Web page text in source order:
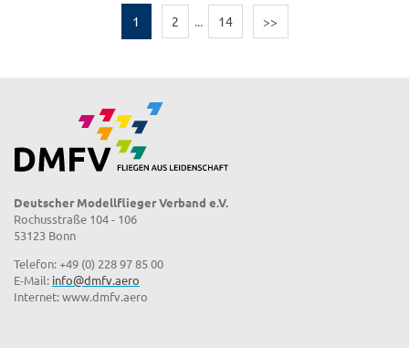
1 2 ... 14 >>
Deutscher Modellflieger Verband e.V.
Rochusstraße 104 - 106
53123 Bonn
Telefon: +49 (0) 228 97 85 00
E-Mail: info@dmfv.aero
Internet: www.dmfv.aero